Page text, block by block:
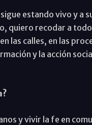
estando vivo y a
quiero recodar a
las calles, en las
y la acción
y vivir la fe en